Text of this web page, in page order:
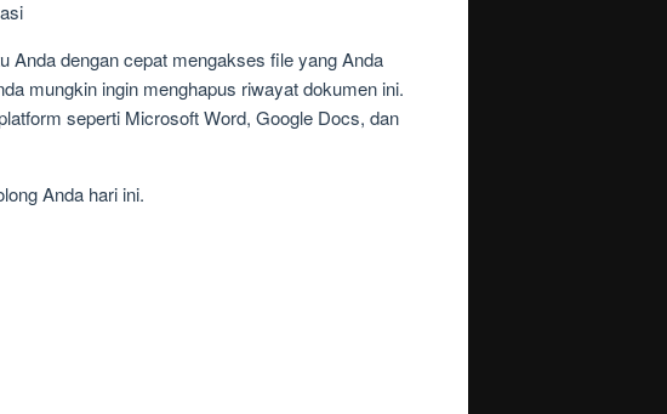
Anda dengan cepat mengakses file yang Anda
mungkin ingin menghapus riwayat dokumen ini.
seperti Microsoft Word, Google Docs, dan
Anda hari ini.